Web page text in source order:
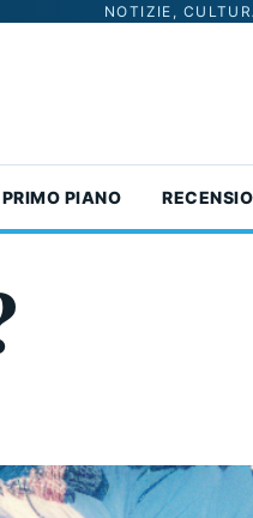
NOTIZIE,
PRIMO PIANO